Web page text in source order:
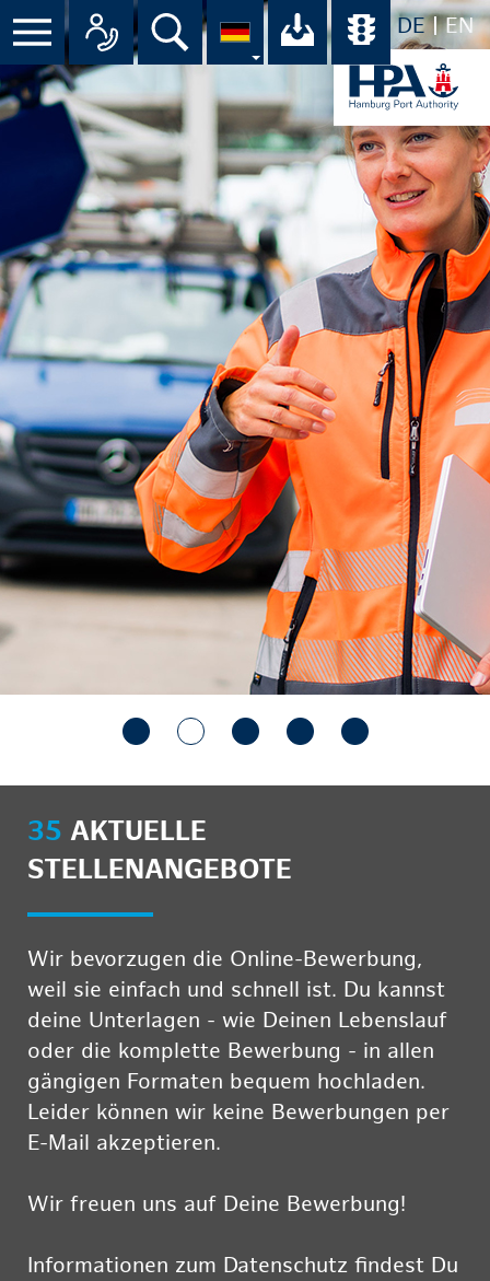
DE EN
Suche Ihr Download-
35 AKTUELLE
STELLENANGEBOTE
Wir bevorzugen die Online-Bewerbung,
weil sie einfach und schnell ist. Du kannst
deine Unterlagen - wie Deinen Lebenslauf
oder die komplette Bewerbung - in allen
gängigen Formaten bequem hochladen.
Leider können wir keine Bewerbungen per
E-Mail akzeptieren.
Wir freuen uns auf Deine Bewerbung!
Informationen zum Datenschutz findest Du